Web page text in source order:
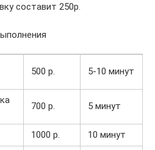
составит 250р.
500 р. 5-10 минут
700 р. 5 минут
1000 р.
10 минут